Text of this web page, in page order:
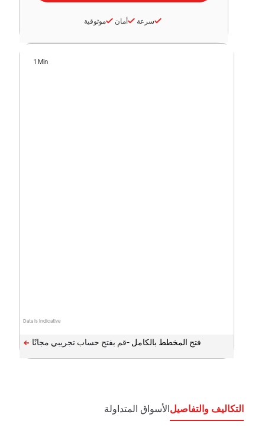
سرعة أمان موثوقية
Data is indicative
1 Min
فتح المخطط بالكامل -
التكاليف والتفاصيلالأسواق المتداولة